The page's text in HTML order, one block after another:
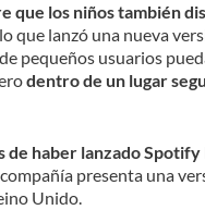
que los niños también
que lanzó una nueva
pequeños usuarios
dentro de un lugar
de haber lanzado
compañía presenta una
Unido.